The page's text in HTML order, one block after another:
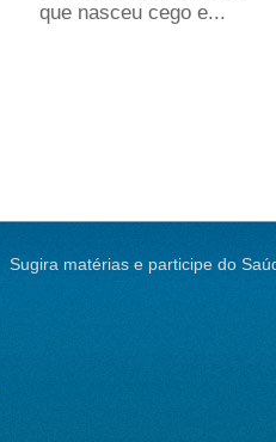
que nasceu cego e...
Sugira matérias e participe do